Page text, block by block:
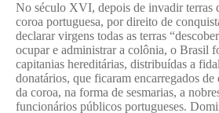
No século XVI, depois de invadir terras
coroa portuguesa, por direito de
declarar virgens todas as terras
ocupar e administrar a colônia, o Brasil
capitanias hereditárias, distribuídas a
donatários, que ficaram encarregados de
da coroa, na forma de sesmarias, a
funcionários públicos portugueses.